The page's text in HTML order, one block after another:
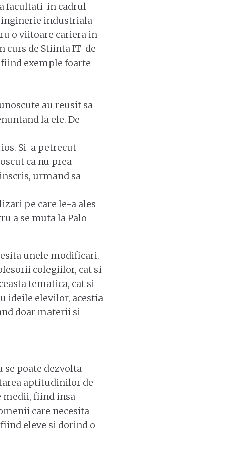
facultati in cadrul
inginerie industriala
o viitoare cariera in
curs de Stiinta IT de
fiind exemple foarte
au reusit sa
la ele. De
Si-a petrecut
ca nu prea
urmand sa
pe care le-a ales
a se muta la Palo
unele modificari.
colegiilor, cat si
tematica, cat si
ideile elevilor, acestia
doar materii si
se poate dezvolta
aptitudinilor de
medii, fiind insa
care necesita
eleve si dorind o